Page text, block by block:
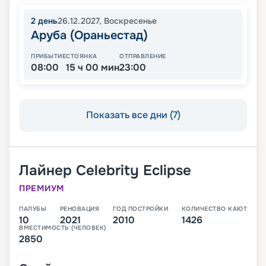
2 день26.12.2027, Воскресенье
Аруба (Ораньестад)
ПРИБЫТИЕ
08:00
СТОЯНКА
15 ч 00 мин
ОТПРАВЛЕНИЕ
23:00
Показать все дни (7)
Лайнер Celebrity Eclipse
ПРЕМИУМ
ПАЛУБЫ
10
РЕНОВАЦИЯ
2021
ГОД ПОСТРОЙКИ
2010
КОЛИЧЕСТВО КАЮТ
1426
ВМЕСТИМОСТЬ (ЧЕЛОВЕК)
2850